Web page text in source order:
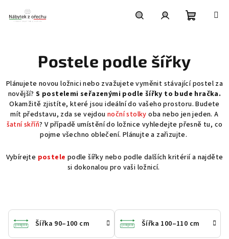
obsah
košík
Postele podle šířky
Plánujete novou ložnici nebo zvažujete vyměnit stávající postel za
novější?S postelemi seřazenými podle šířky to bude hračka.
Okamžitě zjistíte, které jsou ideální do vašeho prostoru. Budete
mít představu, zda se vejdou noční stolky oba nebo jen jeden. A
šatní skříň? V případě umístění do ložnice vyhledejte přesně tu, co
pojme všechno oblečení. Plánujte a zařizujte.
Vybírejte postele podle šířky nebo podle dalších kritérií a najděte
si dokonalou pro vaši ložnicí.
Šířka 90–100 cm Šířka 100–110 cm